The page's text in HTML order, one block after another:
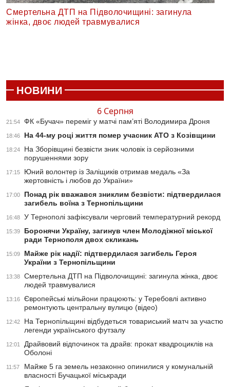
Смертельна ДТП на Підволочищині: загинула
жінка, двоє людей травмувалися
НОВИНИ
6 Серпня
21:54 ФК «Бучач» переміг у матчі пам’яті Володимира Дроня
18:46 На 44-му році життя помер учасник АТО з Козівщини
18:24
На Зборівщині безвісти зник чоловік із серйозними
порушеннями зору
17:15
Юний волонтер із Заліщиків отримав медаль «За
жертовність і любов до України»
17:00
Понад рік вважався зниклим безвісти: підтвердилася
загибель воїна з Тернопільщини
16:48 У Тернополі зафіксували черговий температурний рекорд
15:39
Боронячи Україну, загинув член Молодіжної міської
ради Тернополя двох скликань
15:09
Майже рік надії: підтвердилася загибель Героя
України з Тернопільщини
13:38
Смертельна ДТП на Підволочищині: загинула жінка, двоє
людей травмувалися
13:16
Європейські мільйони працюють: у Теребовлі активно
ремонтують центральну вулицю (відео)
12:42
На Тернопільщині відбудеться товариський матч за участю
легенди українського футзалу
12:01
Драйвовий відпочинок та драйв: прокат квадроциклів на
Оболоні
11:57
Майже 5 га земель незаконно опинилися у комунальній
власності Бучацької міськради